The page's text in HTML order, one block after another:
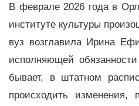
В феврале 2026 года в
институте культуры
вуз возглавила Ирина
исполняющей
бывает, в штатном
происходить изменения,